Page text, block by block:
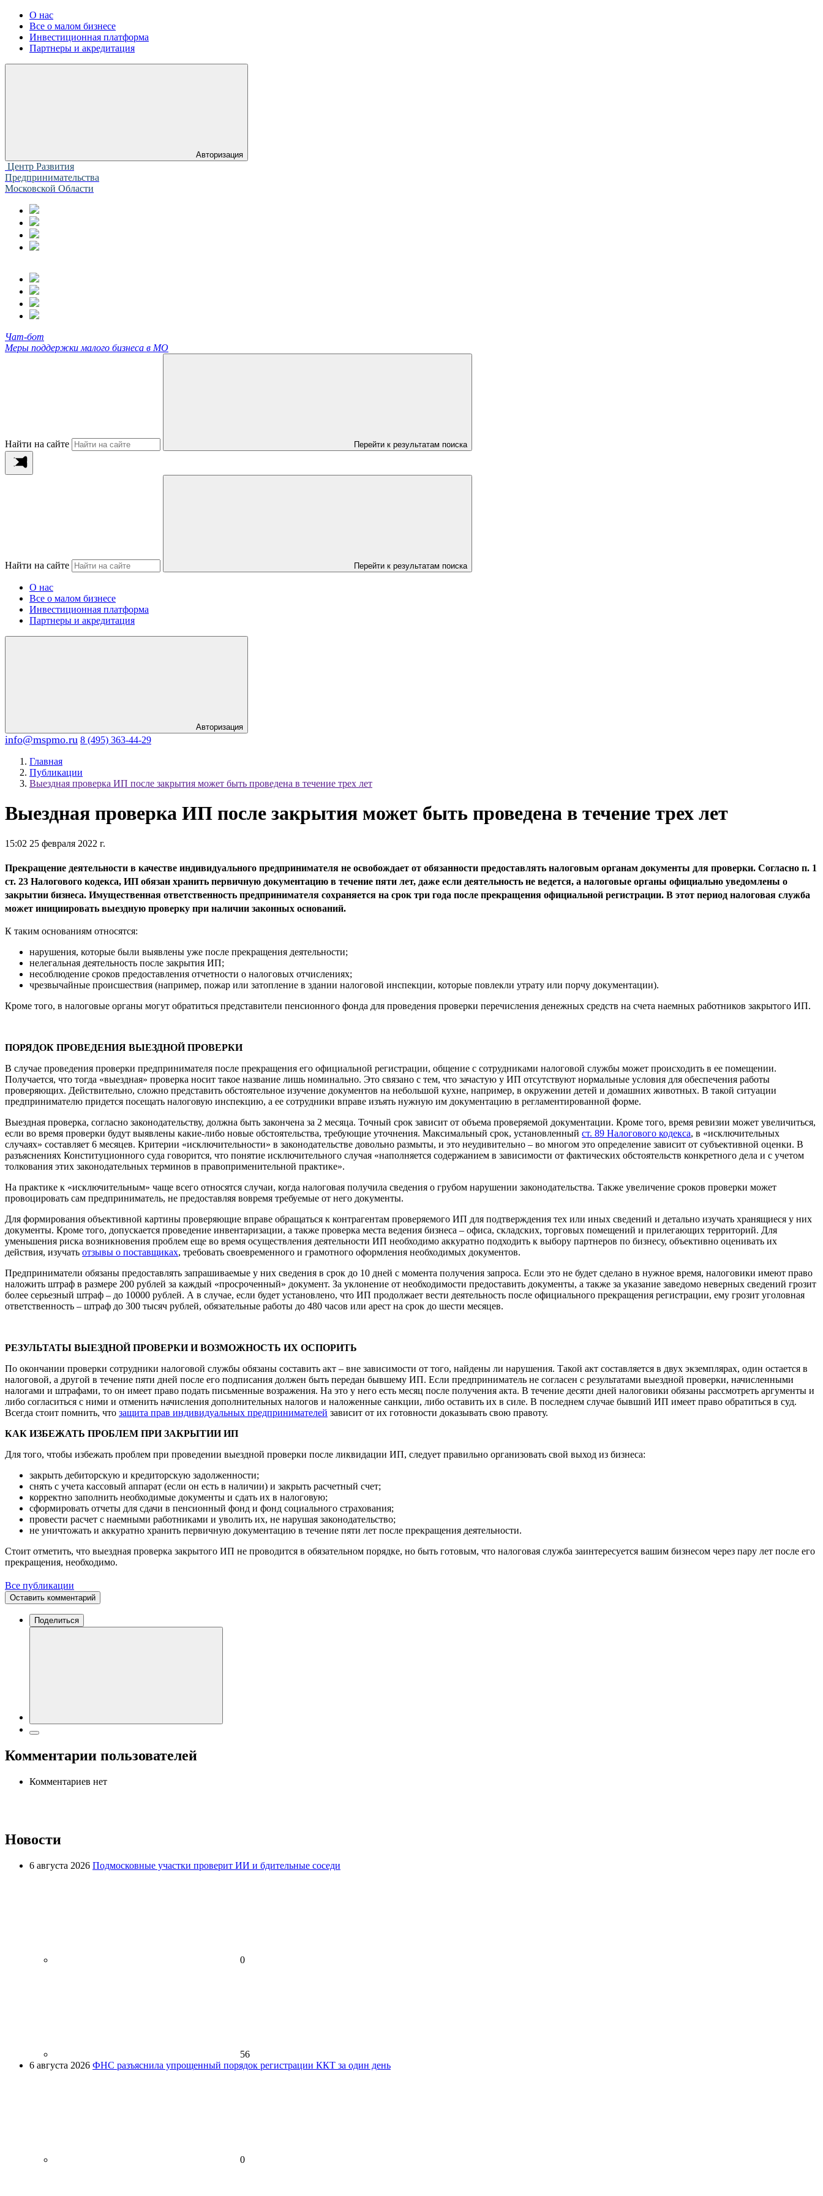
О нас
Все о малом бизнесе
Инвестиционная платформа
Партнеры и акредитация
Авторизация
Центр Развития
Предпринимательства
Московской Области
Чат-бот
Меры поддержки малого бизнеса в МО
Найти на сайте Перейти к результатам поиска
Найти на сайте Перейти к результатам поиска
О нас
Все о малом бизнесе
Инвестиционная платформа
Партнеры и акредитация
Авторизация
info@mspmo.ru 8 (495) 363-44-29
Главная
Публикации
Выездная проверка ИП после закрытия может быть проведена в течение трех лет
Выездная проверка ИП после закрытия может быть проведена в течение трех лет
15:02 25 февраля 2022 г.
Прекращение деятельности в качестве индивидуального предпринимателя не освобождает от обязанности предоставлять налоговым органам документы для проверки. Согласно п. 1
ст. 23 Налогового кодекса, ИП обязан хранить первичную документацию в течение пяти лет, даже если деятельность не ведется, а налоговые органы официально уведомлены о
закрытии бизнеса. Имущественная ответственность предпринимателя сохраняется на срок три года после прекращения официальной регистрации. В этот период налоговая служба
может инициировать выездную проверку при наличии законных оснований.
К таким основаниям относятся:
нарушения, которые были выявлены уже после прекращения деятельности;
нелегальная деятельность после закрытия ИП;
несоблюдение сроков предоставления отчетности о налоговых отчислениях;
чрезвычайные происшествия (например, пожар или затопление в здании налоговой инспекции, которые повлекли утрату или порчу документации).
Кроме того, в налоговые органы могут обратиться представители пенсионного фонда для проведения проверки перечисления денежных средств на счета наемных работников закрытого ИП.
ПОРЯДОК ПРОВЕДЕНИЯ ВЫЕЗДНОЙ ПРОВЕРКИ
В случае проведения проверки предпринимателя после прекращения его официальной регистрации, общение с сотрудниками налоговой службы может происходить в ее помещении.
Получается, что тогда «выездная» проверка носит такое название лишь номинально. Это связано с тем, что зачастую у ИП отсутствуют нормальные условия для обеспечения работы
проверяющих. Действительно, сложно представить обстоятельное изучение документов на небольшой кухне, например, в окружении детей и домашних животных. В такой ситуации
предпринимателю придется посещать налоговую инспекцию, а ее сотрудники вправе изъять нужную им документацию в регламентированной форме.
Выездная проверка, согласно законодательству, должна быть закончена за 2 месяца. Точный срок зависит от объема проверяемой документации. Кроме того, время ревизии может увеличиться,
если во время проверки будут выявлены какие-либо новые обстоятельства, требующие уточнения. Максимальный срок, установленный ст. 89 Налогового кодекса, в «исключительных
случаях» составляет 6 месяцев. Критерии «исключительности» в законодательстве довольно размыты, и это неудивительно – во многом это определение зависит от субъективной оценки. В
разъяснениях Конституционного суда говорится, что понятие исключительного случая «наполняется содержанием в зависимости от фактических обстоятельств конкретного дела и с учетом
толкования этих законодательных терминов в правоприменительной практике».
На практике к «исключительным» чаще всего относятся случаи, когда налоговая получила сведения о грубом нарушении законодательства. Также увеличение сроков проверки может
провоцировать сам предприниматель, не предоставляя вовремя требуемые от него документы.
Для формирования объективной картины проверяющие вправе обращаться к контрагентам проверяемого ИП для подтверждения тех или иных сведений и детально изучать хранящиеся у них
документы. Кроме того, допускается проведение инвентаризации, а также проверка места ведения бизнеса – офиса, складских, торговых помещений и прилегающих территорий. Для
уменьшения риска возникновения проблем еще во время осуществления деятельности ИП необходимо аккуратно подходить к выбору партнеров по бизнесу, объективно оценивать их
действия, изучать отзывы о поставщиках, требовать своевременного и грамотного оформления необходимых документов.
Предприниматели обязаны предоставлять запрашиваемые у них сведения в срок до 10 дней с момента получения запроса. Если это не будет сделано в нужное время, налоговики имеют право
наложить штраф в размере 200 рублей за каждый «просроченный» документ. За уклонение от необходимости предоставить документы, а также за указание заведомо неверных сведений грозит
более серьезный штраф – до 10000 рублей. А в случае, если будет установлено, что ИП продолжает вести деятельность после официального прекращения регистрации, ему грозит уголовная
ответственность – штраф до 300 тысяч рублей, обязательные работы до 480 часов или арест на срок до шести месяцев.
РЕЗУЛЬТАТЫ ВЫЕЗДНОЙ ПРОВЕРКИ И ВОЗМОЖНОСТЬ ИХ ОСПОРИТЬ
По окончании проверки сотрудники налоговой службы обязаны составить акт – вне зависимости от того, найдены ли нарушения. Такой акт составляется в двух экземплярах, один остается в
налоговой, а другой в течение пяти дней после его подписания должен быть передан бывшему ИП. Если предприниматель не согласен с результатами выездной проверки, начисленными
налогами и штрафами, то он имеет право подать письменные возражения. На это у него есть месяц после получения акта. В течение десяти дней налоговики обязаны рассмотреть аргументы и
либо согласиться с ними и отменить начисления дополнительных налогов и наложенные санкции, либо оставить их в силе. В последнем случае бывший ИП имеет право обратиться в суд.
Всегда стоит помнить, что защита прав индивидуальных предпринимателей зависит от их готовности доказывать свою правоту.
КАК ИЗБЕЖАТЬ ПРОБЛЕМ ПРИ ЗАКРЫТИИ ИП
Для того, чтобы избежать проблем при проведении выездной проверки после ликвидации ИП, следует правильно организовать свой выход из бизнеса:
закрыть дебиторскую и кредиторскую задолженности;
снять с учета кассовый аппарат (если он есть в наличии) и закрыть расчетный счет;
корректно заполнить необходимые документы и сдать их в налоговую;
сформировать отчеты для сдачи в пенсионный фонд и фонд социального страхования;
провести расчет с наемными работниками и уволить их, не нарушая законодательство;
не уничтожать и аккуратно хранить первичную документацию в течение пяти лет после прекращения деятельности.
Стоит отметить, что выездная проверка закрытого ИП не проводится в обязательном порядке, но быть готовым, что налоговая служба заинтересуется вашим бизнесом через пару лет после его
прекращения, необходимо.
Все публикации
Оставить комментарий
Поделиться
Комментарии пользователей
Комментариев нет
Новости
6 августа 2026 Подмосковные участки проверит ИИ и бдительные соседи
0
56
6 августа 2026 ФНС разъяснила упрощенный порядок регистрации ККТ за один день
0